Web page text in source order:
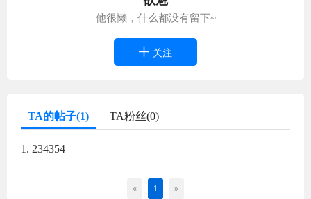
他很懒，什么都没有留下~
关注
TA的帖子(1) TA粉丝(0)
1. 234354
« 1 »